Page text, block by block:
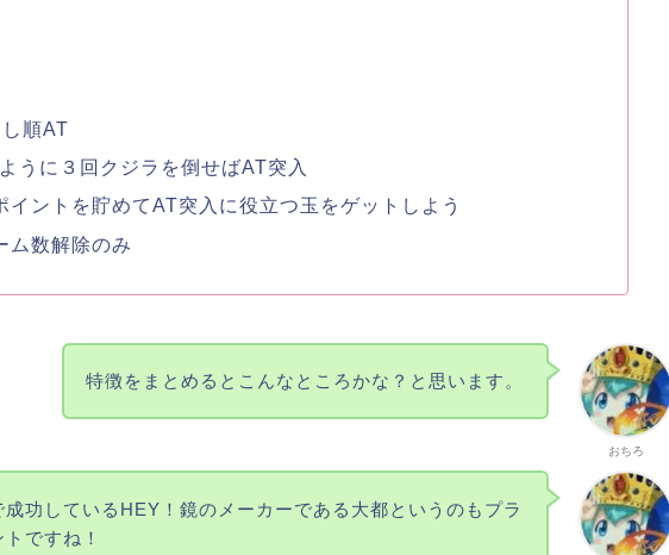
順AT
うに３回クジラを倒せばAT突入
イントを貯めてAT突入に役立つ玉をゲットしよう
ム数解除のみ
おちろ
特徴をまとめるとこんなところかな？と思います。
成功しているHEY！鏡のメーカーである大都というのもプラ
ですね！